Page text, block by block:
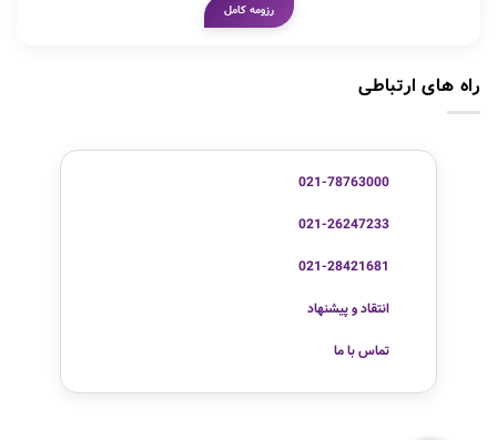
رزومه کامل
راه های ارتباطی
021-78763000
021-26247233
021-28421681
انتقاد و پیشنهاد
تماس با ما